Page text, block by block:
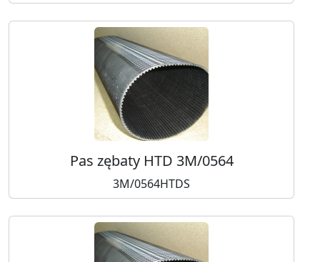
Pas zębaty HTD 3M/0564
3M/0564HTDS